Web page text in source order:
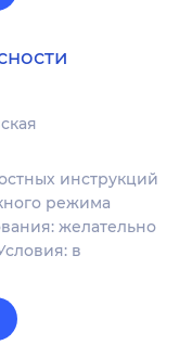
инструкций
режима
желательно
в